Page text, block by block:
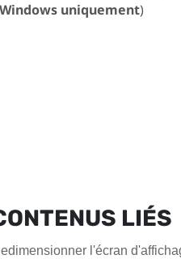
Windowsuniquement)
LIÉS
l'écran